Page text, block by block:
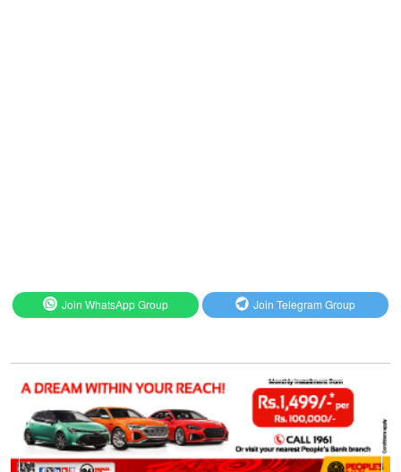
Join WhatsApp Group Join Telegram Group